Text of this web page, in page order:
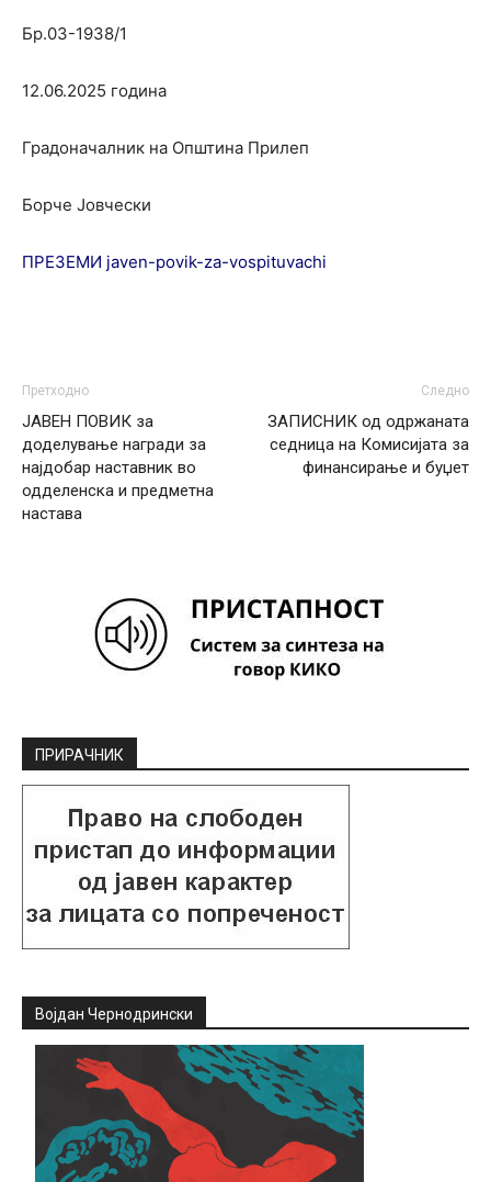
Бр.03-1938/1
12.06.2025 година
Градоначалник на Општина Прилеп
Борче Јовчески
ПРЕЗЕМИ javen-povik-za-vospituvachi
Претходно
ЈАВЕН ПОВИК за
доделување награди за
најдобар наставник во
одделенска и предметна
настава
Следно
ЗАПИСНИК од одржаната
седница на Комисијата за
финансирање и буџет
ПРИРАЧНИК
Војдан Чернодрински